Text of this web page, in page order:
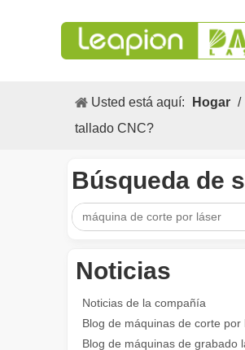
Usted está aquí: Hogar /
tallado CNC?
Búsqueda de
Noticias
Noticias de la compañía
Blog de máquinas de corte por
Blog de máquinas de grabado
Las versátiles Aplicacion S y